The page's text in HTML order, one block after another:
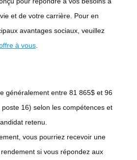
et de votre carrière. Pour en
avantages sociaux, veuillez
à vous.
généralement entre 81 865$ et 96
16) selon les compétences et
retenu.
vous pourriez recevoir une
si vous répondez aux